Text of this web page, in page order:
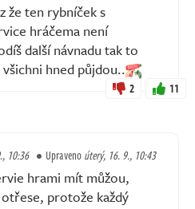
že ten rybníček s
hráčema není
další návnadu tak to
hned půjdou..
2 11
10:36 Upravenoúterý, 16. 9., 10:43
hrami mít můžou,
protože každý